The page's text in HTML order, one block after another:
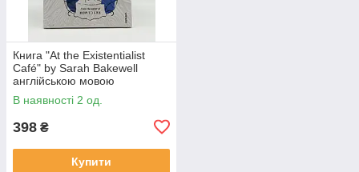
Книга "At the Existentialist
Café" by Sarah Bakewell
англійською мовою
В наявності 2 од.
398 ₴
Купити